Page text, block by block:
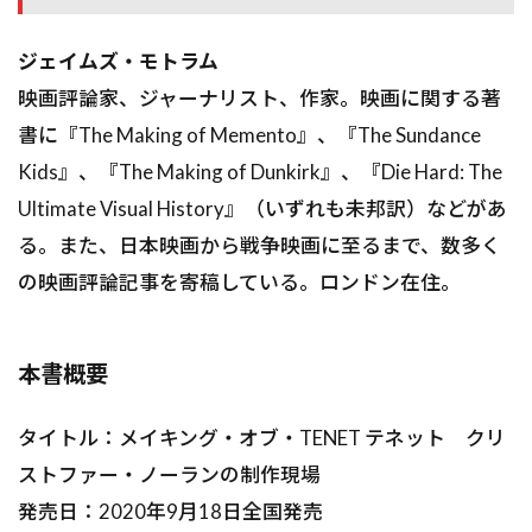
ジェイムズ・モトラム
映画評論家、ジャーナリスト、作家。映画に関する著
書に『The Making of Memento』、『The Sundance
Kids』、『The Making of Dunkirk』、『Die Hard: The
Ultimate Visual History』（いずれも未邦訳）などがあ
る。また、日本映画から戦争映画に至るまで、数多く
の映画評論記事を寄稿している。ロンドン在住。
本書概要
タイトル：メイキング・オブ・TENET テネット クリ
ストファー・ノーランの制作現場
発売日：2020年9月18日全国発売